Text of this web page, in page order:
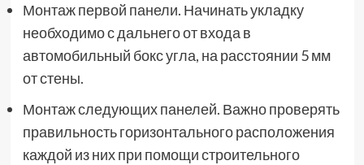
Монтаж первой панели. Начинать укладку
необходимо с дальнего от входа в
автомобильный бокс угла, на расстоянии 5 мм
от стены.
Монтаж следующих панелей. Важно проверять
правильность горизонтального расположения
каждой из них при помощи строительного